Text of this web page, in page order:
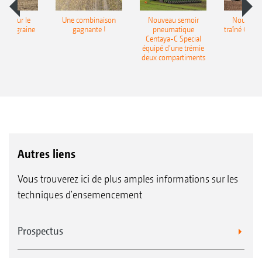
pour le
Une combinaison
gagnante !
Nouveau semoir
pneumatique
Centaya-C Special
équipé d’une trémie
deux compartiments
traîné
Autres liens
Vous trouverez ici de plus amples informations sur les
techniques d'ensemencement
Prospectus